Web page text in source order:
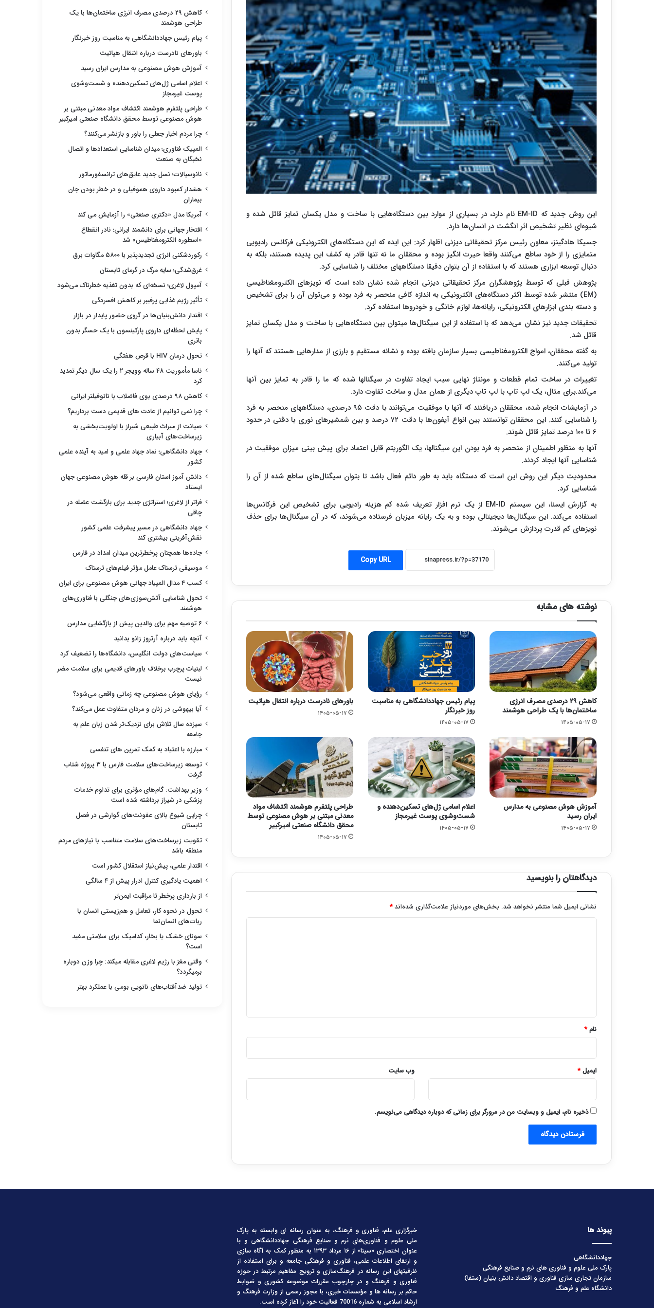
این روش جدید که EM-ID نام دارد، در بسیاری از موارد بین دستگاه‌هایی با ساخت و مدل یکسان تمایز قائل شده و
شیوه‌ای نظیر تشخیص اثر انگشت در انسان‌ها دارد.
جسیکا هادگینز، معاون رئیس مرکز تحقیقاتی دیزنی اظهار کرد: این ایده که این دستگاه‌های الکترونیکی فرکانس رادیویی
متمایزی را از خود ساطع می‌کنند واقعا حیرت انگیز بوده و محققان ما نه تنها قادر به کشف این پدیده هستند، بلکه به
دنبال توسعه ابزاری هستند که با استفاده از آن بتوان دقیقا دستگاههای مختلف را شناسایی کرد.
پژوهش قبلی که توسط پژوهشگران مرکز تحقیقاتی دیزنی انجام شده نشان داده است که نویزهای الکترومغناطیسی
(EM) منتشر شده توسط اکثر دستگاه‌های الکترونیکی به اندازه کافی منحصر به فرد بوده و می‌توان آن را برای تشخیص
و دسته بندی ابزارهای الکترونیکی، رایانه‌ها، لوازم خانگی و خودروها استفاده کرد.
تحقیقات جدید نیز نشان می‌دهد که با استفاده از این سیگنال‌ها میتوان بین دستگاه‌هایی با ساخت و مدل یکسان تمایز
قائل شد.
به گفته محققان، امواج الکترومغناطیسی بسیار سازمان یافته بوده و نشانه مستقیم و بارزی از مدارهایی هستند که آنها را
تولید می‌کنند.
تغییرات در ساخت تمام قطعات و مونتاژ نهایی سبب ایجاد تفاوت در سیگنالها شده که ما را قادر به تمایز بین آنها
می‌کند.برای مثال، یک لپ تاپ با لپ تاپ دیگری از همان مدل و ساخت تفاوت دارد.
در آزمایشات انجام شده، محققان دریافتند که آنها با موفقیت می‌توانند با دقت ۹۵ درصدی، دستگاههای منحصر به فرد
را شناسایی کنند. این محققان توانستند بین انواع آیفون‌ها با دقت ۷۲ درصد و بین شمشیرهای نوری با دقتی در حدود
۶ تا ۱۰۰ درصد تمایز قائل شوند.
آنها به منظور اطمینان از منحصر به فرد بودن این سیگنالها، یک الگوریتم قابل اعتماد برای پیش بینی میزان موفقیت در
شناسایی آنها ایجاد کردند.
محدودیت دیگر این روش این است که دستگاه باید به طور دائم فعال باشد تا بتوان سیگنال‌های ساطع شده از آن را
شناسایی کرد.
به گزارش ایسنا،
این سیستم EM-ID از یک نرم افزار تعریف شده کم هزینه رادیویی برای تشخیص این فرکانس‌ها
استفاده می‌کند. این سیگنال‌ها دیجیتالی بوده و به یک رایانه میزبان فرستاده می‌شوند، که در آن سیگنال‌ها برای حذف
نویزهای کم قدرت پردازش می‌شوند.
Copy URL
نوشته های مشابه
کاهش ۲۹ درصدی مصرف انرژی
ساختمان‌ها با یک طراحی هوشمند
۱۴۰۵-۰۵-۱۷
پیام رئیس جهاددانشگاهی به مناسبت
روز خبرنگار
۱۴۰۵-۰۵-۱۷
باورهای نادرست درباره انتقال هپاتیت
۱۴۰۵-۰۵-۱۷
آموزش هوش مصنوعی به مدارس
ایران رسید
۱۴۰۵-۰۵-۱۷
اعلام اسامی ژل‌های تسکین‌دهنده و
شست‌وشوی پوست غیرمجاز
۱۴۰۵-۰۵-۱۷
طراحی پلتفرم هوشمند اکتشاف مواد
معدنی مبتنی بر هوش مصنوعی توسط
محقق دانشگاه صنعتی امیرکبیر
۱۴۰۵-۰۵-۱۷
دیدگاهتان را بنویسید
نشانی ایمیل شما منتشر نخواهد شد. بخش‌های موردنیاز علامت‌گذاری شده‌اند*
نام*
ایمیل* وب‌ سایت
ذخیره نام، ایمیل و وبسایت من در مرورگر برای زمانی که دوباره دیدگاهی می‌نویسم.
کاهش ۲۹ درصدی مصرف انرژی ساختمان‌ها با یک
طراحی هوشمند
پیام رئیس جهاددانشگاهی به مناسبت روز خبرنگار
باورهای نادرست درباره انتقال هپاتیت
آموزش هوش مصنوعی به مدارس ایران رسید
اعلام اسامی ژل‌های تسکین‌دهنده و شست‌وشوی
پوست غیرمجاز
طراحی پلتفرم هوشمند اکتشاف مواد معدنی مبتنی بر
هوش مصنوعی توسط محقق دانشگاه صنعتی امیرکبیر
چرا مردم اخبار جعلی را باور و بازنشر می‌کنند؟
المپیک فناوری؛ میدان شناسایی استعدادها و اتصال
نخبگان به صنعت
نانوسیالات؛ نسل جدید عایق‌های ترانسفورماتور
هشدار کمبود داروی هموفیلی و در خطر بودن جان
بیماران
آمریکا مدل «دکتری صنعتی» را آزمایش می کند
افتخار جهانی برای دانشمند ایرانی؛ نادر انقطاع
«اسطوره الکترومغناطیس» شد
رکوردشکنی انرژی تجدیدپذیر با ۵۸۰۰ مگاوات برق
غرق‌شدگی؛ سایه مرگ در گرمای تابستان
آمپول لاغری؛ نسخه‌ای که بدون تغذیه خطرناک می‌شود
تأثیر رژیم غذایی پرفیبر بر کاهش افسردگی
اقتدار دانش‌بنیان‌ها در گروی حضور پایدار در بازار
پایش لحظه‌ای داروی پارکینسون با یک حسگر بدون
باتری
تحول درمان HIV با قرص هفتگی
ناسا مأموریت ۴۸ ساله وویجر ۲ را یک سال دیگر تمدید
کرد
کاهش ۹۸ درصدی بوی فاضلاب با نانوفیلتر ایرانی
چرا نمی توانیم از عادت های قدیمی دست برداریم؟
صیانت از میراث طبیعی شیراز با اولویت‌بخشی به
زیرساخت‌های آبیاری
جهاد دانشگاهی؛ نماد جهاد علمی و امید به آینده علمی
کشور
دانش آموز استان فارسی بر قله هوش مصنوعی جهان
ایستاد
فراتر از لاغری؛ استراتژی جدید برای بازگشت عضله در
چاقی
جهاد دانشگاهی در مسیر پیشرفت علمی کشور
نقش‌آفرینی بیشتری کند
جاده‌ها همچنان پرخطرترین میدان امداد در فارس
موسیقی ترسناک عامل مؤثر فیلم‌های ترسناک
کسب ۴ مدال المپیاد جهانی هوش مصنوعی برای ایران
تحول شناسایی آتش‌سوزی‌های جنگلی با فناوری‌های
هوشمند
۶ توصیه مهم برای والدین پیش از بازگشایی مدارس
آنچه باید درباره آرتروز زانو بدانید
سیاست‌های دولت انگلیس، دانشگاه‌ها را تضعیف کرد
لبنیات پرچرب برخلاف باورهای قدیمی برای سلامت مضر
نیست
رؤیای هوش مصنوعی چه زمانی واقعی می‌شود؟
آیا بیهوشی در زنان و مردان متفاوت عمل می‌کند؟
سیزده سال تلاش برای نزدیک‌تر شدن زبان علم به
جامعه
مبارزه با اعتیاد به کمک تمرین های تنفسی
توسعه زیرساخت‌های سلامت فارس با ۳ پروژه شتاب
گرفت
وزیر بهداشت: گام‌های مؤثری برای تداوم خدمات
پزشکی در شیراز برداشته شده است
چرایی شیوع بالای عفونت‌های گوارشی در فصل
تابستان
تقویت زیرساخت‌های سلامت متناسب با نیازهای مردم
منطقه باشد
اقتدار علمی، پیش‌نیاز استقلال کشور است
اهمیت یادگیری کنترل ادرار پیش از ۴ سالگی
از بارداری پرخطر تا مراقبت ایمن‌تر
تحول در نحوه کار، تعامل و هم‌زیستی انسان با
ربات‌های انسان‌نما
سونای خشک یا بخار، کدامیک برای سلامتی مفید
است؟
وقتی مغز با رژیم لاغری مقابله میکند: چرا وزن دوباره
برمیگردد؟
تولید ضدآفتاب‌های نانویی بومی با عملکرد بهتر
پیوند ها
جهاددانشگاهی
پارک ملی علوم و فناوری های نرم و صنایع فرهنگی
سازمان تجاری سازی فناوری و اقتصاد دانش بنیان (ستفا)
دانشگاه علم و فرهنگ
خبرگزاری علم، فناوری و فرهنگ، به عنوان رسانه ای وابسته به پارک
ملی علوم و فناوری‌های نرم و صنایع فرهنگیِ جهاددانشگاهی و با
عنوان اختصاری «سینا» از ۱۶ مرداد ۱۳۹۳ به منظور کمک به آگاه سازی
و ارتقای اطلاعات علمی، فناوری و فرهنگی جامعه و برای استفاده از
ظرفیتهای این رسانه در فرهنگ‌سازی و ترویج مفاهیم مرتبط در حوزه
فناوری و فرهنگ و در چارچوب مقررات موضوعه کشوری و ضوابط
حاکم بر رسانه ها و مؤسسات خبری، با مجوز رسمی از وزارت فرهنگ و
ارشاد اسلامی به شماره 70016 فعالیت خود را آغاز کرده است.